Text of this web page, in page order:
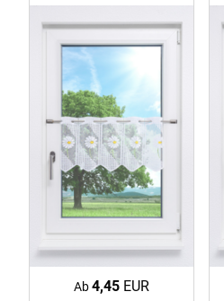
Ab4,45 EUR